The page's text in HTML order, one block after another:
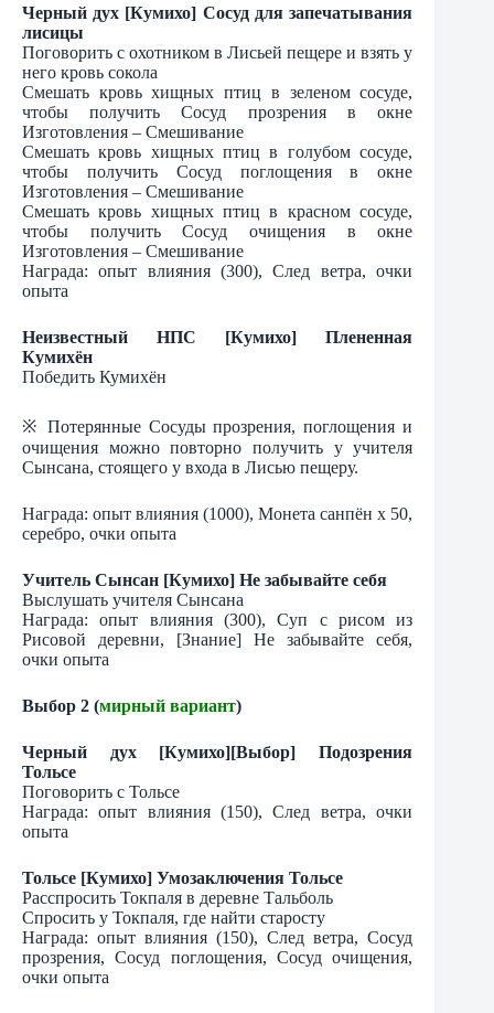
Черный дух [Кумихо] Сосуд для запечатывания
лисицы
Поговорить с охотником в Лисьей пещере и взять у
него кровь сокола
Смешать кровь хищных птиц в зеленом сосуде,
чтобы получить Сосуд прозрения в окне
Изготовления – Смешивание
Смешать кровь хищных птиц в голубом сосуде,
чтобы получить Сосуд поглощения в окне
Изготовления – Смешивание
Смешать кровь хищных птиц в красном сосуде,
чтобы получить Сосуд очищения в окне
Изготовления – Смешивание
Награда: опыт влияния (300), След ветра, очки
опыта
Неизвестный НПС [Кумихо] Плененная
Кумихён
Победить Кумихён
※ Потерянные Сосуды прозрения, поглощения и
очищения можно повторно получить у учителя
Сынсана, стоящего у входа в Лисью пещеру.
Награда: опыт влияния (1000), Монета санпён х 50,
серебро, очки опыта
Учитель Сынсан [Кумихо] Не забывайте себя
Выслушать учителя Сынсана
Награда: опыт влияния (300), Суп с рисом из
Рисовой деревни, [Знание] Не забывайте себя,
очки опыта
Выбор 2 (мирный вариант)
Черный дух [Кумихо][Выбор] Подозрения
Тольсе
Поговорить с Тольсе
Награда: опыт влияния (150), След ветра, очки
опыта
Тольсе [Кумихо] Умозаключения Тольсе
Расспросить Токпаля в деревне Тальболь
Спросить у Токпаля, где найти старосту
Награда: опыт влияния (150), След ветра, Сосуд
прозрения, Сосуд поглощения, Сосуд очищения,
очки опыта